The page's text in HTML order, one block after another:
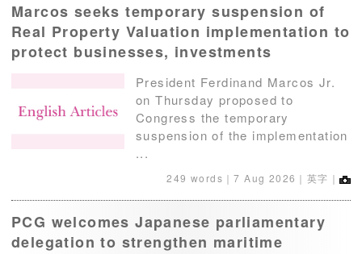
Marcos seeks temporary suspension of
Real Property Valuation implementation to
protect businesses, investments
President Ferdinand Marcos Jr.
on Thursday proposed to
Congress the temporary
suspension of the implementation
...
249 words｜7 Aug 2026 ｜英字｜
PCG welcomes Japanese parliamentary
delegation to strengthen maritime